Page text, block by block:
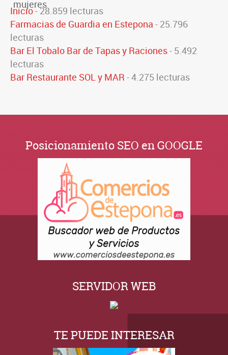
Inicio- 28.859 lecturas
Farmacias de Guardia en Estepona - 25.796
lecturas
Bar El Tobalo Bar de Tapas y Raciones- 5.492
lecturas
Bar Restaurante SOL y MAR - 4.275 lecturas
Posicionamiento SEO en GOOGLE
SERVIDOR WEB
TE PUEDE INTERESAR